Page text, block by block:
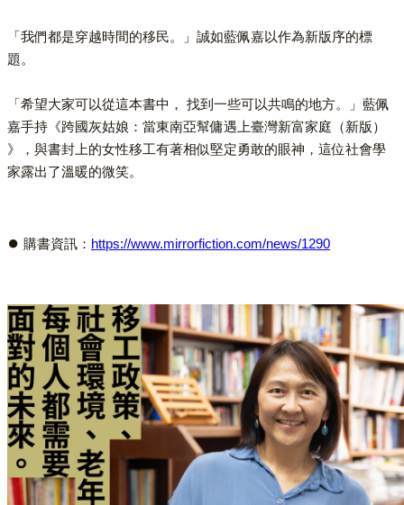
「我們都是穿越時間的移民。」誠如藍佩嘉以作為新版序的標
題。
「希望大家可以從這本書中， 找到一些可以共鳴的地方。」藍佩
嘉手持《跨國灰姑娘：當東南亞幫傭遇上臺灣新富家庭（新版）
》，與書封上的女性移工有著相似堅定勇敢的眼神，這位社會學
家露出了溫暖的微笑。
⏺︎ 購書資訊： https://www.mirrorfiction.com/news/1290